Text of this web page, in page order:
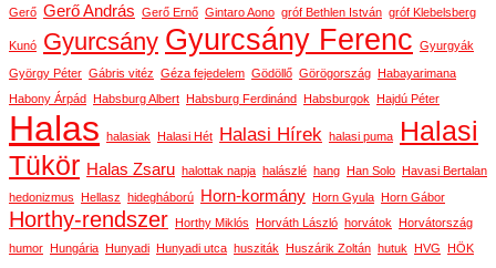
Gerő Gerő András Gerő Ernő Gintaro Aono gróf Bethlen István gróf Klebelsberg
Kunó Gyurcsány Gyurcsány Ferenc Gyurgyák
György Péter Gábris vitéz Géza fejedelem Gödöllő Görögország
Habayarimana
Habony Árpád
Habsburg Albert Habsburg Ferdinánd Habsburgok Hajdú Péter
Halas halasiak Halasi Hét Halasi Hírek halasi puma
Halasi
Tükör Halas Zsaru halottak napja halászlé hang Han Solo
Havasi Bertalan
hedonizmus
Hellasz hidegháború Horn-kormány Horn Gyula Horn Gábor
Horthy-rendszer Horthy Miklós Horváth László horvátok
Horvátország
humor
Hungária Hunyadi Hunyadi utca husziták Huszárik Zoltán hutuk HVG
HÖK